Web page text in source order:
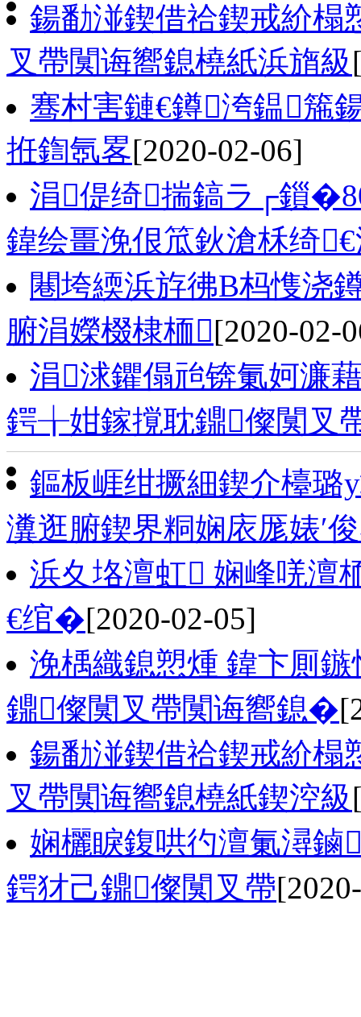
鍚勫湴鍥借祫鍥戒紒
叉帶闃诲嚮鎴橈紙浜旓級
骞村害鏈€鐏洿鎾箷
拰鍧氬畧[2020-02-06]
涓偍绮揣鎬ラ┌鎻
鍏绘畺浼佷笟鈥滄柇绮
闀垮緛浜斿彿B杩愯浇
腑涓嬫棳棣栭[2020-02-
涓浗鑺傝兘锛氭妸濂
鍔╁姏鎵撹耽鐤儏闃叉
鏂板崕绀撅細鍥介檯璐
瀵逛腑鍥界粡娴庡厖婊′
浜夊垎澶虹 娴峰唴澶
€绾�[2020-02-05]
浼楀織鎴愬煄 鍏卞厠
鐤儏闃叉帶闃诲嚮鎴�
鍚勫湴鍥借祫鍥戒紒
叉帶闃诲嚮鎴橈紙鍥涳級
娴欐睙鍑哄彴澶氭潯鏀
鍔犲己鐤儏闃叉帶